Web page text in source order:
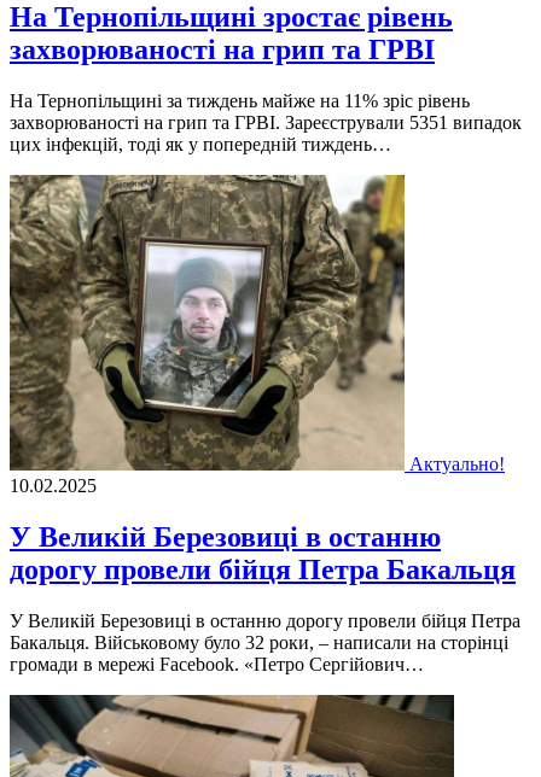
На Тернопільщині зростає рівень
захворюваності на грип та ГРВІ
На Тернопільщині за тиждень майже на 11% зріс рівень
захворюваності на грип та ГРВІ. Зареєстрували 5351 випадок
цих інфекцій, тоді як у попередній тиждень…
Актуально!
10.02.2025
У Великій Березовиці в останню
дорогу провели бійця Петра Бакальця
У Великій Березовиці в останню дорогу провели бійця Петра
Бакальця. Військовому було 32 роки, – написали на сторінці
громади в мережі Facebook. «Петро Сергійович…